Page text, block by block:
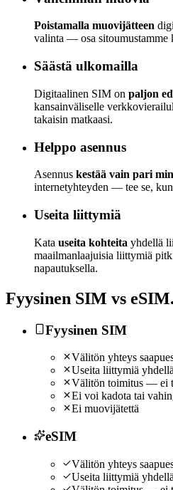
Poistamalla muovijätteen
valinta — osa sitoumustamme
Säästä ulkomailla
Digitaalinen SIM on paljon
kansainväliselle
takaisin matkaasi.
Helppo asennus
Asennus kestää vain pari
internetyhteyden — tee se,
Useita liittymiä
Kata useita kohteita yhdellä
maailmanlaajuisia liittymiä
napautuksella.
Fyysinen SIM vs eSIM.
Fyysinen SIM
Välitön yhteys
Useita liittymiä
Välitön toimitus — ei
Ei voi kadota tai
Ei muovijätettä
eSIM
Välitön yhteys
Useita liittymiä